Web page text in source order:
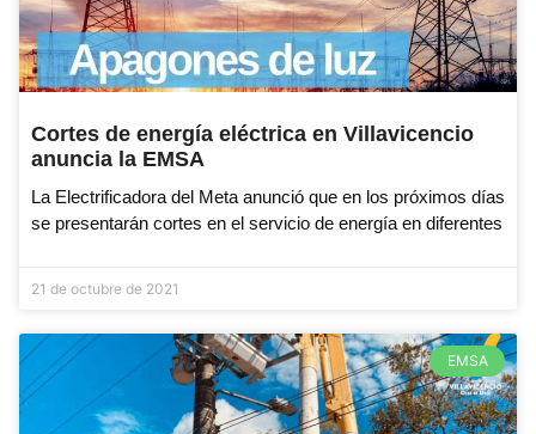
Cortes de energía eléctrica en Villavicencio
anuncia la EMSA
La Electrificadora del Meta anunció que en los próximos días
se presentarán cortes en el servicio de energía en diferentes
21 de octubre de 2021
EMSA